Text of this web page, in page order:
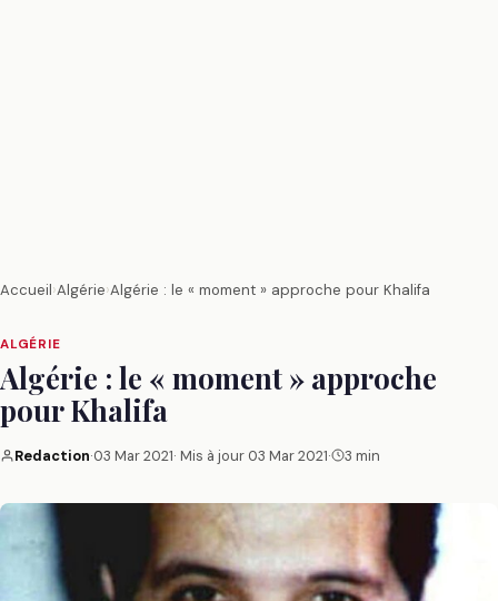
Accueil›Algérie›Algérie : le « moment » approche pour Khalifa
ALGÉRIE
Algérie : le « moment » approche
pour Khalifa
Redaction·03 Mar 2021· Mis à jour 03 Mar 2021· 3 min